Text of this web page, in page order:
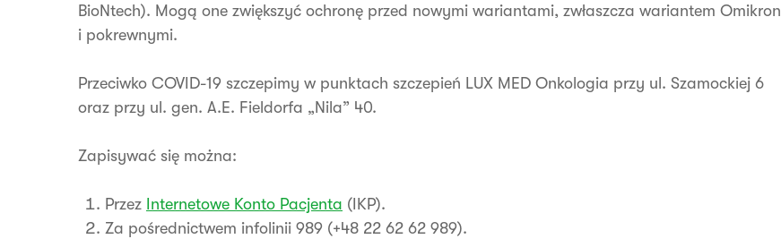
BioNtech). Mogą one zwiększyć ochronę przed nowymi wariantami, zwłaszcza wariantem Omikron
i pokrewnymi.
Przeciwko COVID-19 szczepimy w punktach szczepień LUX MED Onkologia przy ul. Szamockiej 6
oraz przy ul. gen. A.E. Fieldorfa „Nila” 40.
Zapisywać się można:
Przez Internetowe Konto Pacjenta (IKP).
Za pośrednictwem infolinii 989 (+48 22 62 62 989).